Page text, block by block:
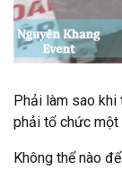
Phải làm sao khi
phải tổ chức một
Không thể nào